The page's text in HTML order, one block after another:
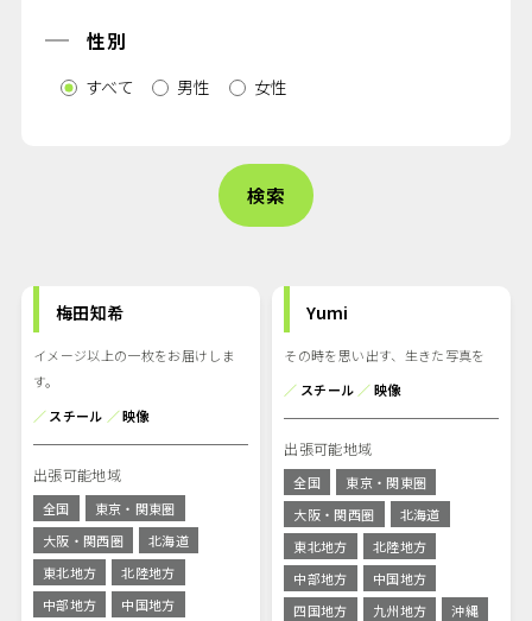
性別
すべて 男性 女性
梅田知希
イメージ以上の一枚をお届けしま
す。
／スチール ／映像
出張可能地域
全国
東京・関東圏
大阪・関西圏
北海道
東北地方
北陸地方
中部地方
中国地方
Yumi
その時を思い出す、生きた写真を
／ スチール ／映像
出張可能地域
全国
東京・関東圏
大阪・関西圏
北海道
東北地方
北陸地方
中部地方
中国地方
四国地方
九州地方
沖縄